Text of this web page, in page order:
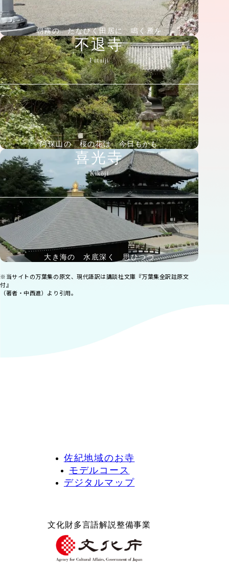
朝霧の たなびく田居に 鳴く雁を
不退寺
Futaiji
阿保山の 桜の花は 今日もかも
喜光寺
Kikōji
大き海の 水底深く 思ひつつ
※当サイトの万葉集の原文、現代語訳は講談社文庫『万葉集全訳註原文
付』
（著者・中西進）より引用。
佐紀地域のお寺
モデルコース
デジタルマップ
文化財多言語解説整備事業